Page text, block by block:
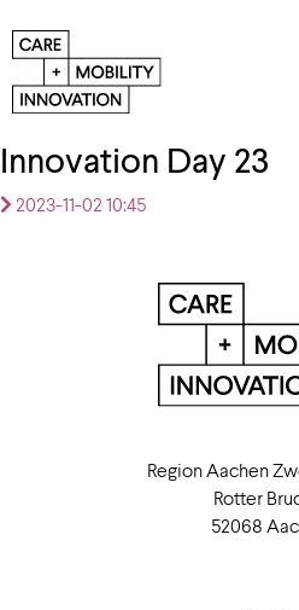
Innovation Day 23
2023-11-02 10:45
Region Aachen
Rotter
52068